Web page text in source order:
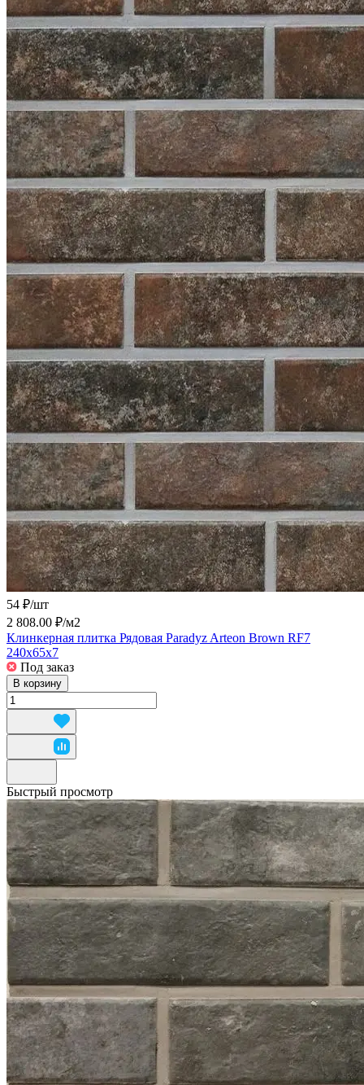
54 ₽/шт
2 808.00 ₽/м2
Клинкерная плитка Рядовая Paradyz Arteon Brown RF7
240x65x7
Под заказ
В корзину
Быстрый просмотр